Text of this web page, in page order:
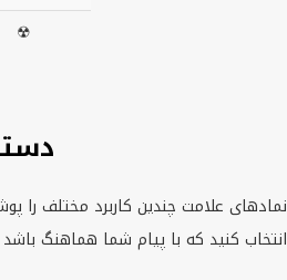
☢
نمادهای علامت چندین کاربرد مختلف
انتخاب کنید که با پیام شما هماهنگ